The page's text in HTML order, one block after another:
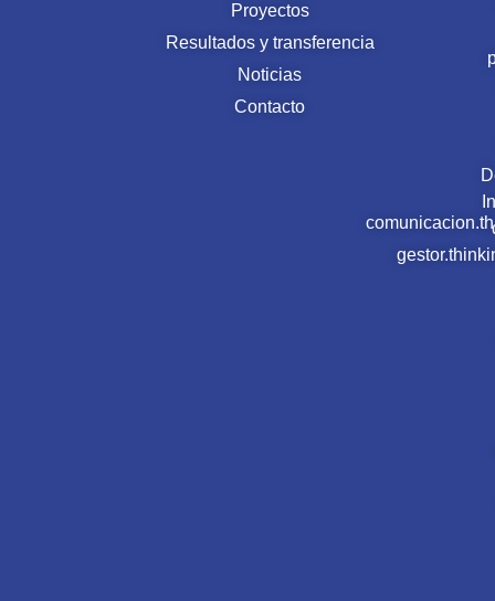
Proyectos
Resultados y transferencia
Noticias
Contacto